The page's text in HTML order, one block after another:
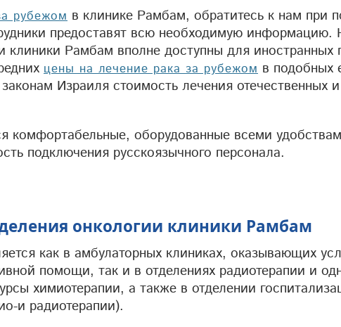
рубежом в клинике Рамбам, обратитесь к нам при
предоставят всю необходимую информацию.
клиники Рамбам вполне доступны для иностранных
цены на лечение рака за рубежом в подобных
Израиля стоимость лечения отечественных
комфортабельные, оборудованные всеми
подключения русскоязычного персонала.
онкологии клиники Рамбам
как в амбулаторных клиниках, оказывающих
помощи, так и в отделениях радиотерапии и
химиотерапии, а также в отделении
и радиотерапии).